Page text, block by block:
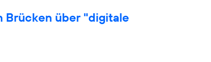
Brücken über "digitale